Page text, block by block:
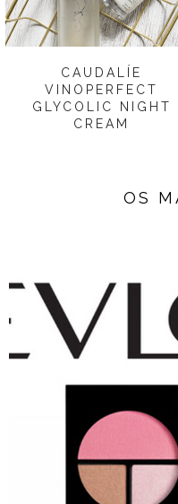
CAUDALÍE
VINOPERFECT
GLYCOLIC NIGHT
CREAM
OS